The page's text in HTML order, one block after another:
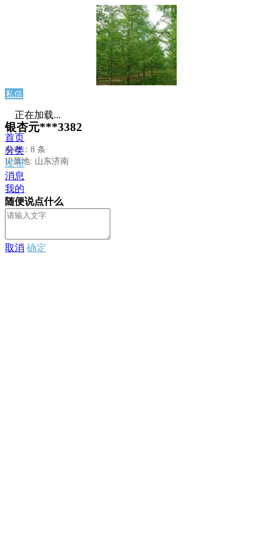
私信
银杏元***3382
发布：8 条
IP属地: 山东济南
正在加载...
首页
分类
发布
消息
我的
随便说点什么
取消 确定